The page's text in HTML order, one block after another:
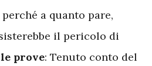
a quanto pare,
il pericolo di
prove: Tenuto conto del